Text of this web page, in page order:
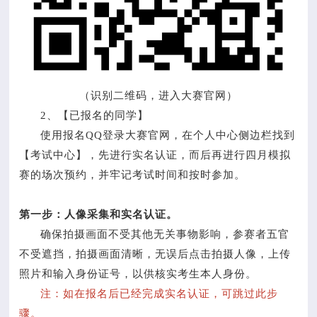
（识别二维码，进入大赛官网）
2、【已报名的同学】
使用报名QQ登录大赛官网，在个人中心侧边栏找到
【考试中心】，先进行实名认证，而后再进行四月模拟
赛的场次预约，并牢记考试时间和按时参加。
第一步：人像采集和实名认证。
确保拍摄画面不受其他无关事物影响，参赛者五官
不受遮挡，拍摄画面清晰，无误后点击拍摄人像，上传
照片和输入身份证号，以供核实考生本人身份。
注：如在报名后已经完成实名认证，可跳过此步
骤。